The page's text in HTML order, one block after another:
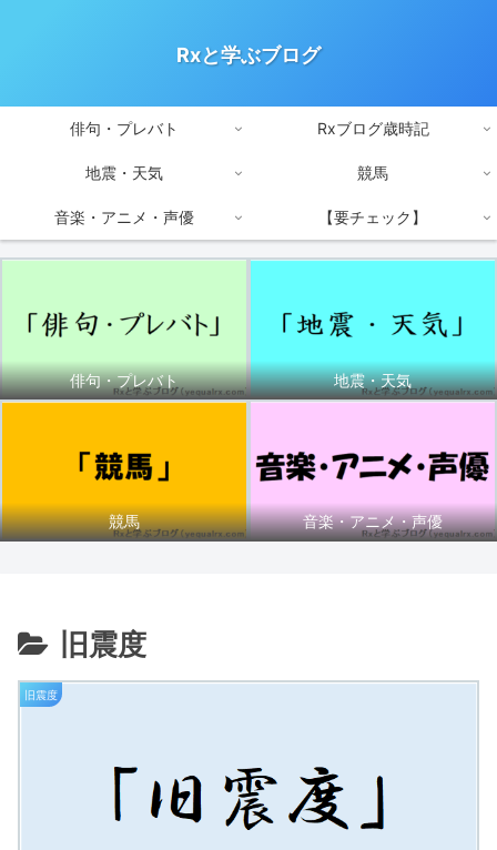
Rxと学ぶブログ
俳句・プレバト Rxブログ歳時記
地震・天気 競馬
音楽・アニメ・声優 【要チェック】
俳句・プレバト 地震・天気
競馬 音楽・アニメ・声優
旧震度
旧震度